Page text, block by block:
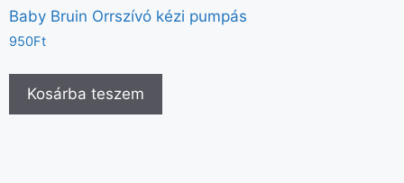
Baby Bruin Orrszívó kézi pumpás
950Ft
Kosárba teszem